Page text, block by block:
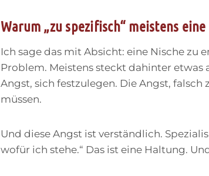
Warum „zu spezifisch“ meistens
Ich sage das mit Absicht: eine Nische zu
Problem. Meistens steckt dahinter etwas
Angst, sich festzulegen. Die Angst,
müssen.
Und diese Angst ist verständlich.
wofür ich stehe.“ Das ist eine Haltung.